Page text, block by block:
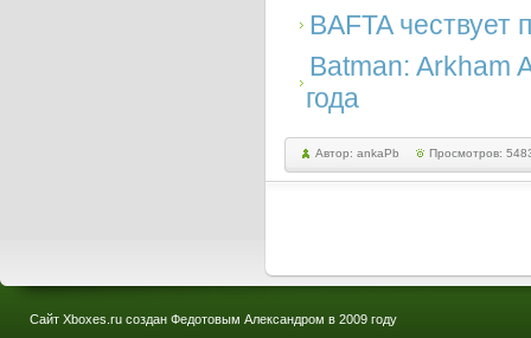
BAFTA чествует
Batman: Arkham
года
Автор: ankaPb Просмотров:
Сайт Xboxes.ru создан Федотовым Александром в 2009 году